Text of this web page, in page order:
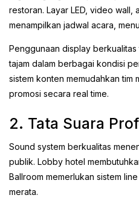
restoran. Layar LED, video wall,
menampilkan jadwal acara,
Penggunaan display
tajam dalam berbagai kondisi
sistem konten memudahkan tim
promosi secara real time.
2. Tata Suara
Sound system berkualitas
publik. Lobby hotel
Ballroom memerlukan sistem
merata.